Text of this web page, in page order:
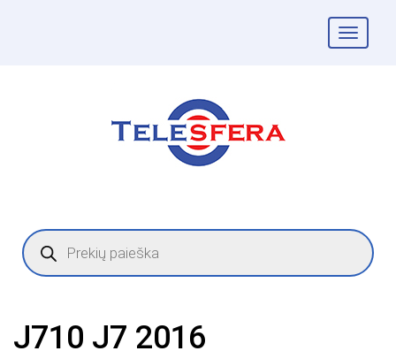
Products
search
J710 J7 2016